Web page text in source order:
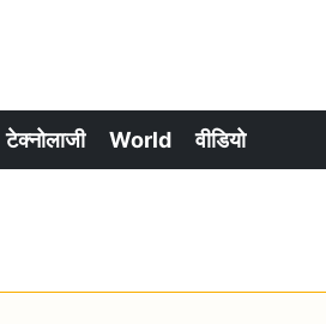
टेक्नोलाजी World वीडियो